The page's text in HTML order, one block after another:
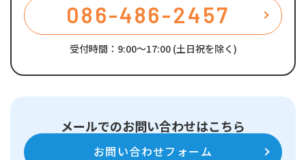
086-486-2457
受付時間：9:00～17:00 (土日祝を除く)
メールでのお問い合わせはこちら
お問い合わせフォーム